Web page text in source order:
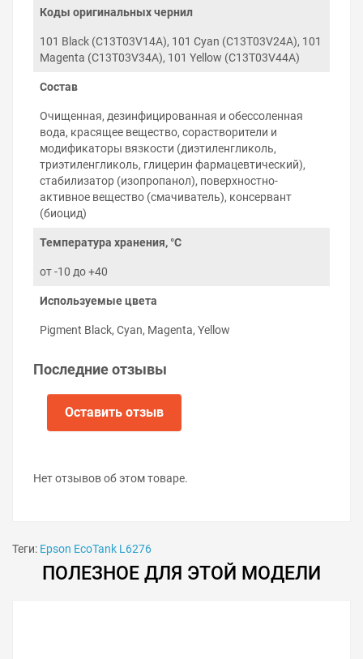
Химический состав, вязкость, поверхностное
характеристикам оригинальных чернил Epson.
Правила хранения и использования
чернил
Соблюдение правил использования чернил Epson
EcoTank L6276 гарантирует беспроблемную работу
принтера на протяжении многих лет:
Используйте чернила до окончания срока
годности на упаковке.
Не смешивайте пигментные чернила с
водорастворимыми и наоборот. Не знаете какой
Храните чернила при комнатной температуре, в
Не разбавляйте чернила водой или другими
Постарайтесь печатать на принтере хотя бы раз
нуждаться в прочистке.
Коды оригинальных чернил
101 Black (C13T03V14A), 101 Cyan (C13T03V24A), 101
Magenta (C13T03V34A), 101 Yellow (C13T03V44A)
Состав
Очищенная, дезинфицированная и обессоленная
вода, красящее вещество, сорастворители и
модификаторы вязкости (диэтиленгликоль,
триэтиленгликоль, глицерин фармацевтический),
стабилизатор (изопропанол), поверхностно-
активное вещество (смачиватель), консервант
(биоцид)
Температура хранения, °C
от -10 до +40
Используемые цвета
Pigment Black, Cyan, Magenta, Yellow
Последние отзывы
Оставить отзыв
Нет отзывов об этом товаре.
Теги: Epson EcoTank L6276
ПОЛЕЗНОЕ ДЛЯ ЭТОЙ МОДЕЛИ